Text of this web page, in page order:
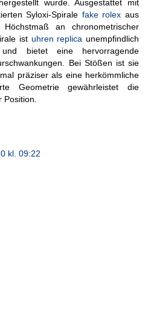
wurde. Ausgestattet mit
Syloxi-Spirale fake rolex aus
an chronometrischer
ist uhren replica unempfindlich
bietet eine hervorragende
Bei Stößen ist sie
präziser als eine herkömmliche
Geometrie gewährleistet die
kl. 09:22